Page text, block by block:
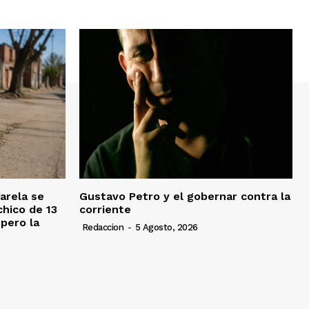
se
de 13
la
Gustavo Petro y el gobernar contra la
corriente
Redaccion - 5 Agosto, 2026